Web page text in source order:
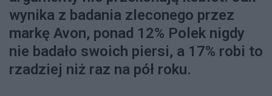
wynika z badania zleconego przez
markę Avon, ponad 12% Polek nigdy
nie badało swoich piersi, a 17% robi to
rzadziej niż raz na pół roku.